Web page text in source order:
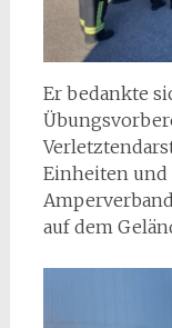
Er bedankte
Einheiten und
auf dem